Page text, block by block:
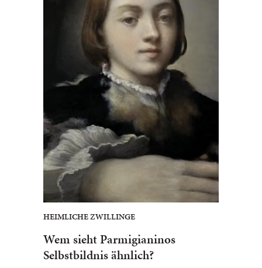
HEIMLICHE ZWILLINGE
Wem sieht Parmigianinos
Selbstbildnis ähnlich?